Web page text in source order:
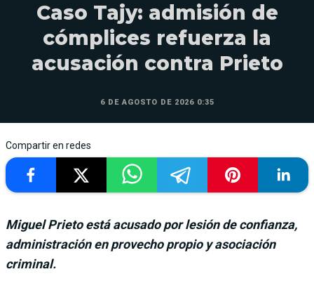
Caso Tajy: admisión de
cómplices refuerza la
acusación contra Prieto
6 DE AGOSTO DE 2026 0:35
Compartir en redes
Miguel Prieto está acusado por lesión de confianza,
administración en provecho propio y asociación
criminal.